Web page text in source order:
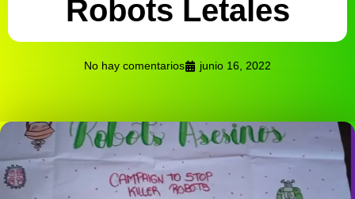
Robots Letales
No hay comentarios junio 16, 2022